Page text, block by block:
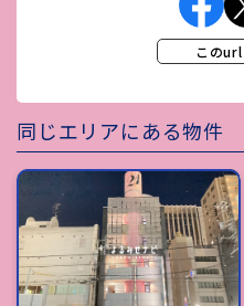
この
同じエリアにある物件